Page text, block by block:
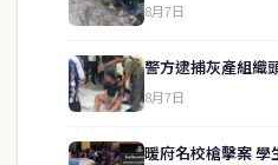
8月7日
警方逮捕灰產組織
8月7日
暖府名校槍擊案 學